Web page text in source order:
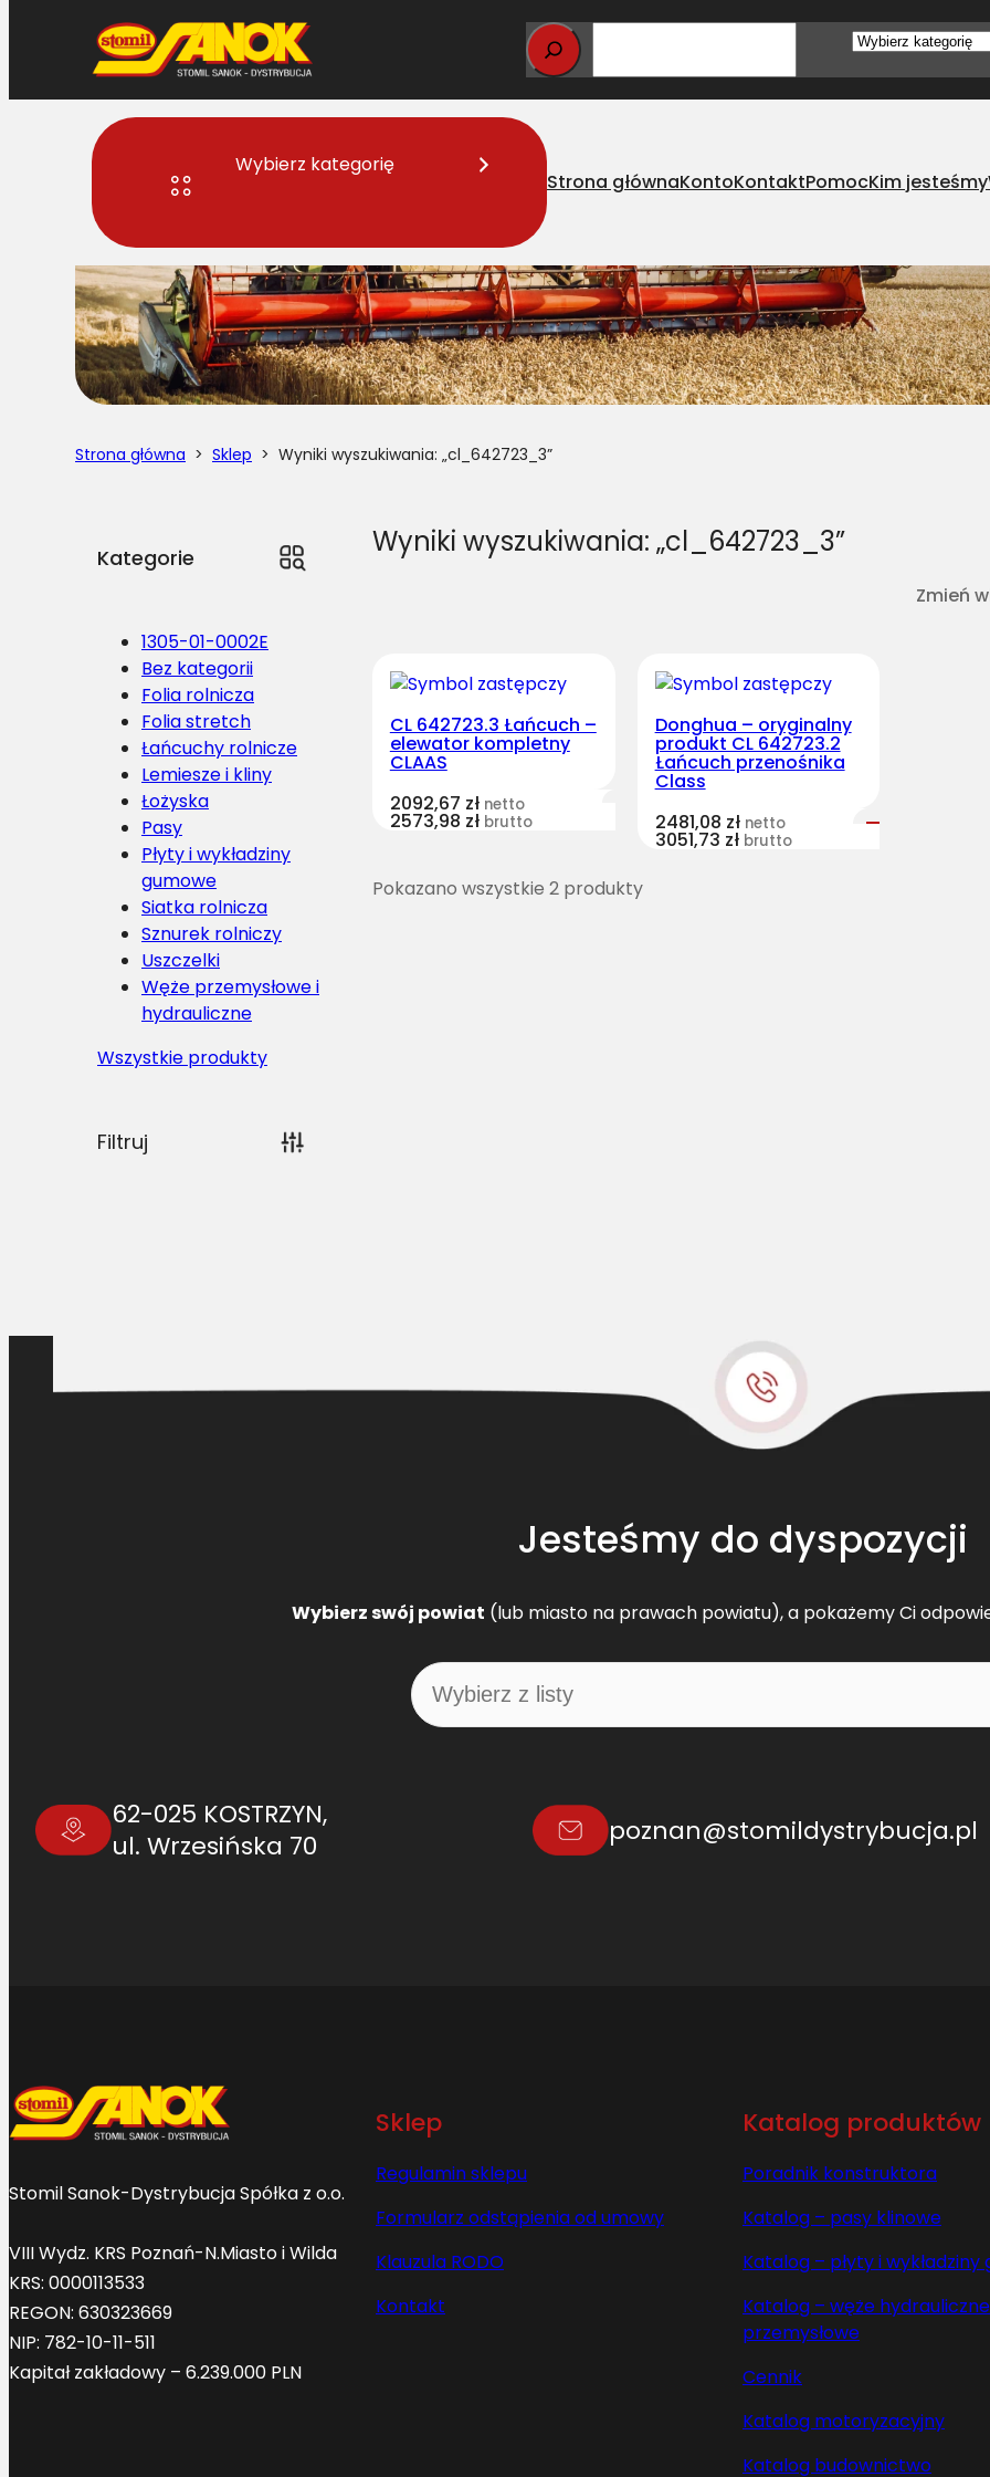
Wybierz
Wybierz kategorię
Strona głównaKontoKontaktPomocKim jesteśmy
Strona główna > Sklep > Wyniki wyszukiwania: „cl_642723_3”
Kategorie
1305-01-0002E
Bez kategorii
Folia rolnicza
Folia stretch
Łańcuchy rolnicze
Lemiesze i kliny
Łożyska
Pasy
Płyty i wykładziny
gumowe
Siatka rolnicza
Sznurek rolniczy
Uszczelki
Węże przemysłowe i
hydrauliczne
Wszystkie produkty
Filtruj
Wyniki wyszukiwania: „cl_642723_3”
Zmień
CL 642723.3 Łańcuch –
elewator kompletny
CLAAS
2092,67 zł netto
2573,98 zł brutto
Donghua – oryginalny
produkt CL 642723.2
Łańcuch przenośnika
Class
2481,08 zł netto
3051,73 zł brutto
Pokazano wszystkie 2 produkty
Jesteśmy do dyspozycji
Wybierz swój powiat (lub miasto na prawach powiatu), a pokażemy Ci
62-025 KOSTRZYN,
ul. Wrzesińska 70
poznan@stomildystrybucja.pl
Stomil Sanok-Dystrybucja Spółka z o.o.
VIII Wydz. KRS Poznań-N.Miasto i Wilda
KRS: 0000113533
REGON: 630323669
NIP: 782-10-11-511
Kapitał zakładowy – 6.239.000 PLN
Sklep
Regulamin sklepu
Formularz odstąpienia od umowy
Klauzula RODO
Kontakt
Katalog produktów
Poradnik konstruktora
Katalog – pasy klinowe
Katalog – płyty i wykładziny
Katalog – węże
przemysłowe
Cennik
Katalog motoryzacyjny
Katalog budownictwo